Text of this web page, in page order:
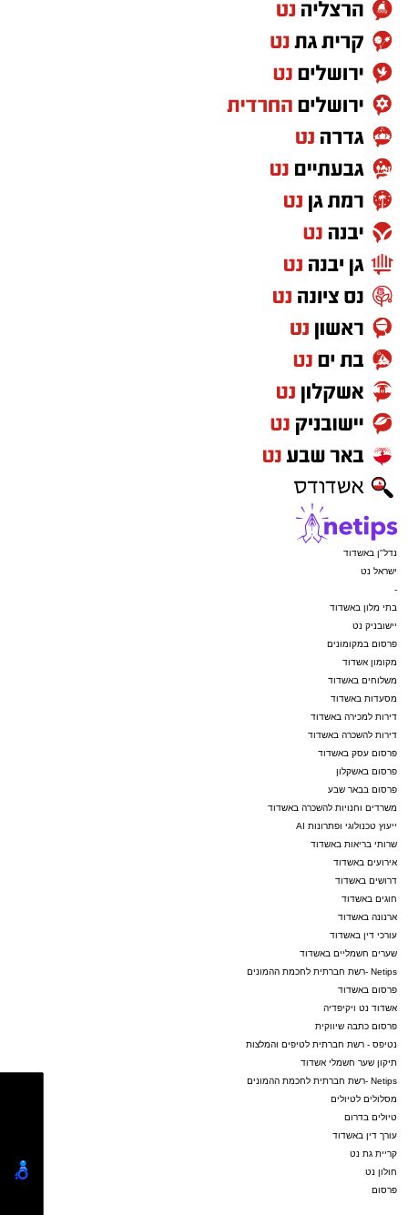
בחקירה מקיפה ומידית. כוחות גדולים של שוטרים
ובלשים הגיעו לזירה, אספו ממצאים פיזיים, גבו
עדויות מעדים שנכחו במקום והחלו בסריקות
נרחבות אחר חשודים במעשה, במטרה לעצור את
המעורבים באחת התקריות הקשות שידעה העיר
לאחרונה.
הודות לפעילות חקירתית מהירה ומקצועית, הצליחו
חוקרי התחנה להתחקות אחר זהותו של החשוד,
ובהמשך הוא אותר ונעצר זמן קצר לאחר האירוע.
החשוד, קטין תושב אשדוד, הועבר לחקירה
בתחנת המשטרה, והחקירה נמשכת.
מעוניינים להגיב? לדווח ? צרו איתנו קשר במייל -
ASHDODS@ISNET.CO.IL
נדל"ן באשדוד
ישראל נט
-
בתי מלון באשדוד
יישובניק נט
פרסום במקומונים
מקומון אשדוד
משלוחים באשדוד
מסעדות באשדוד
דירות למכירה באשדוד
דירות להשכרה באשדוד
פרסום עסק באשדוד
פרסום באשקלון
פרסום בבאר שבע
משרדים וחנויות להשכרה באשדוד
ייעוץ טכנולוגי ופתרונות AI
שרותי בריאות באשדוד
אירועים באשדוד
דרושים באשדוד
חוגים באשדוד
ארנונה באשדוד
עורכי דין באשדוד
שערים חשמליים באשדוד
Netips -רשת חברתית לחכמת ההמונים
פרסום באשדוד
אשדוד נט ויקיפדיה
פרסום כתבה שיווקית
נטיפס - רשת חברתית לטיפים והמלצות
תיקון שער חשמלי אשדוד
Netips -רשת חברתית לחכמת ההמונים
מסלולים לטיולים
טיולים בדרום
עורך דין באשדוד
קריית גת נט
חולון נט
פרסום